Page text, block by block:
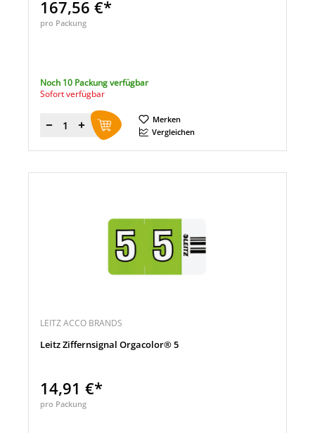
167,56 €*
pro Packung
Noch 10 Packung verfügbar
Sofort verfügbar
Menge
Merken
Vergleichen
LEITZ ACCO BRANDS
Leitz Ziffernsignal Orgacolor® 5
14,91 €*
pro Packung